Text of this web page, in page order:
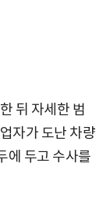
뒤 자세한 범
자가 도난 차량
에 두고 수사를